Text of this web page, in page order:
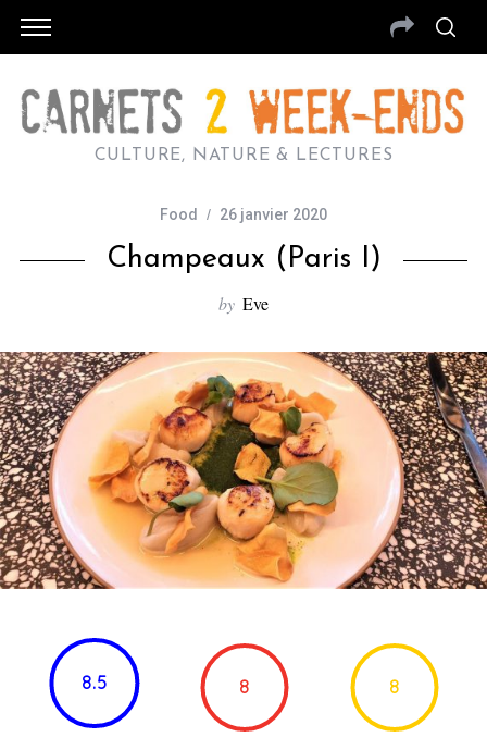
CULTURE, NATURE & LECTURES
Food 26 janvier 2020
Champeaux (Paris I)
by Eve
8.5 8 8